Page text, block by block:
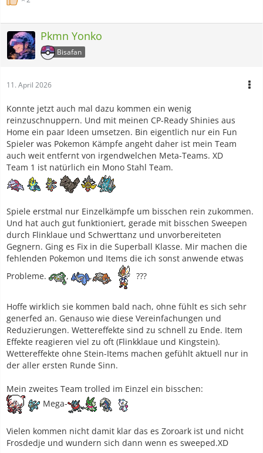
Pkmn Yonko
Bisafan
11. April 2026
Konnte jetzt auch mal dazu kommen ein wenig
reinzuschnuppern. Und mit meinen CP-Ready Shinies aus
Home ein paar Ideen umsetzen. Bin eigentlich nur ein Fun
Spieler was Pokemon Kämpfe angeht daher ist mein Team
auch weit entfernt von irgendwelchen Meta-Teams. XD
Team 1 ist natürlich ein Mono Stahl Team.
Spiele erstmal nur Einzelkämpfe um bisschen rein zukommen.
Und hat auch gut funktioniert, gerade mit bisschen Sweepen
durch Flinklaue und Schwerttanz und unvorbereiteten
Gegnern. Ging es Fix in die Superball Klasse. Mir machen die
fehlenden Pokemon und Items die ich sonst anwende etwas
Probleme.
, , ???
Hoffe wirklich sie kommen bald nach, ohne fühlt es sich sehr
generfed an. Genauso wie diese Vereinfachungen und
Reduzierungen. Wettereffekte sind zu schnell zu Ende. Item
Effekte reagieren viel zu oft (Flinkklaue und Kingstein).
Wettereffekte ohne Stein-Items machen gefühlt aktuell nur in
der aller ersten Runde Sinn.
Mein zweites Team trolled im Einzel ein bisschen:
Mega-
Vielen kommen nicht damit klar das es Zoroark ist und nicht
Frosdedje und wundern sich dann wenn es sweeped.XD